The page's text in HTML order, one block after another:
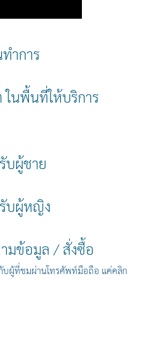
ำการ
ในพื้นที่ให้บริการ
บผู้ชาย
รับผู้หญิง
มข้อมูล / สั่งซื้อ